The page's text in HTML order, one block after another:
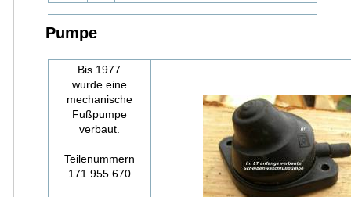
Pumpe
Bis 1977
wurde eine
mechanische
Fußpumpe
verbaut.
Teilenummern
171 955 670